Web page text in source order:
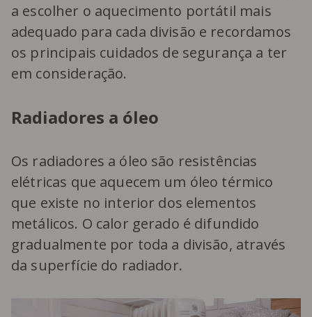
a escolher o aquecimento portátil mais
adequado para cada divisão e recordamos
os principais cuidados de segurança a ter
em consideração.
Radiadores a óleo
Os radiadores a óleo são resistências
elétricas que aquecem um óleo térmico
que existe no interior dos elementos
metálicos. O calor gerado é difundido
gradualmente por toda a divisão, através
da superfície do radiador.